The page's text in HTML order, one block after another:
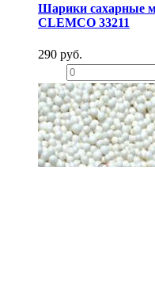
Шарики сахарные
CLEMCO 33211
290 руб.